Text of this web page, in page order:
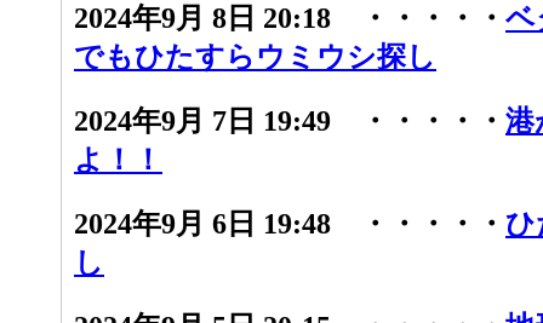
2024年9月 8日 20:18 ・・・・・ ベ
でもひたすらウミウシ探し
2024年9月 7日 19:49 ・・・・・ 港
よ！！
2024年9月 6日 19:48 ・・・・・ ひ
し